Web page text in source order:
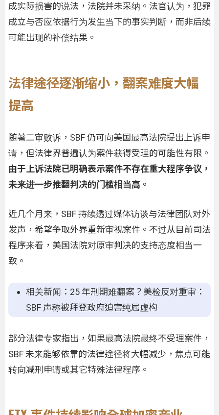
成实际损害的说法，法院并未采纳。法官认为，犯罪
成立与否应依据行为发生当下的事实判断，而非后续
可能出现的补偿结果。
法律途径逐渐缩小，翻案难度大幅
提高
随著二审败诉，SBF 仍可向美国最高法院提出上诉申
请，但法律界普遍认为案件获得受理的可能性有限。
由于上诉法院已明确表示案件不存在重大程序争议，
未来进一步推翻判决的门槛相当高。
近几个月来，SBF 持续透过媒体访谈与法律团队对外
发声，希望争取外界重新审视案件。不过从目前司法
程序来看，美国法院对原审判决的支持态度相当一
致。
相关新闻：25 年刑期难翻案？美检反对重审：
SBF 声称被拜登政府迫害纯属虚构
部分法律专家指出，如果最高法院最终不受理案件，
SBF 未来能够依靠的法律途径将大幅减少，焦点可能
转向减刑申请或其它特殊法律程序。